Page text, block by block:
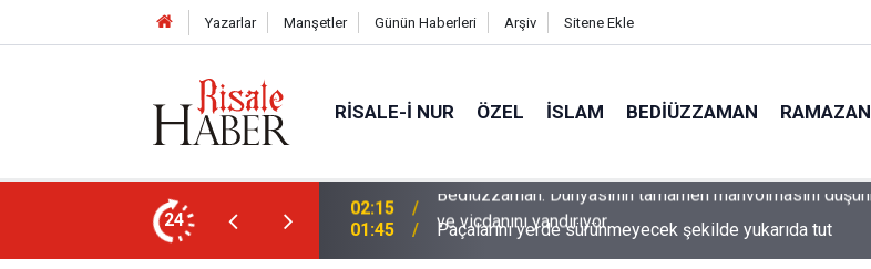
Yazarlar Manşetler Günün Haberleri Arşiv Sitene Ekle
RISALE-I NUR ÖZEL İSLAM BEDIÜZZAMAN RAMAZAN
24
mahvolmasını düşünmesi, insanın ruhunu
01:45 Paçalarını yerde sürünmeyecek şekilde yukarıda tut